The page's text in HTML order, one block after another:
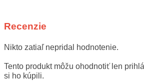
Recenzie
Nikto zatiaľ nepridal hodnotenie.
Tento produkt môžu ohodnotiť len
si ho kúpili.